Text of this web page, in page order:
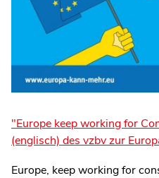
"Europe keep working for
(englisch) des vzbv zur
Europe, keep working for